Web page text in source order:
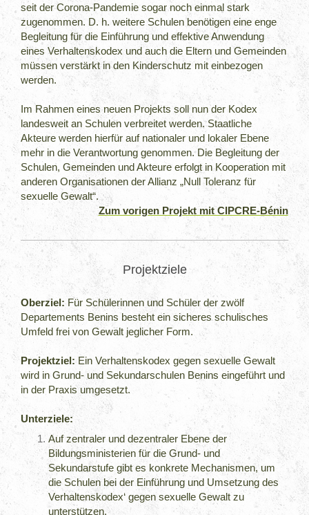
seit der Corona-Pandemie sogar noch einmal stark
zugenommen. D. h. weitere Schulen benötigen eine enge
Begleitung für die Einführung und effektive Anwendung
eines Verhaltenskodex und auch die Eltern und Gemeinden
müssen verstärkt in den Kinderschutz mit einbezogen
werden.
Im Rahmen eines neuen Projekts soll nun der Kodex
landesweit an Schulen verbreitet werden. Staatliche
Akteure werden hierfür auf nationaler und lokaler Ebene
mehr in die Verantwortung genommen. Die Begleitung der
Schulen, Gemeinden und Akteure erfolgt in Kooperation mit
anderen Organisationen der Allianz „Null Toleranz für
sexuelle Gewalt“.
Zum vorigen Projekt mit CIPCRE-Bénin
Projektziele
Oberziel: Für Schülerinnen und Schüler der zwölf
Departements Benins besteht ein sicheres schulisches
Umfeld frei von Gewalt jeglicher Form.
Projektziel: Ein Verhaltenskodex gegen sexuelle Gewalt
wird in Grund- und Sekundarschulen Benins eingeführt und
in der Praxis umgesetzt.
Unterziele:
Auf zentraler und dezentraler Ebene der
Bildungsministerien für die Grund- und
Sekundarstufe gibt es konkrete Mechanismen, um
die Schulen bei der Einführung und Umsetzung des
Verhaltenskodex‘ gegen sexuelle Gewalt zu
unterstützen.